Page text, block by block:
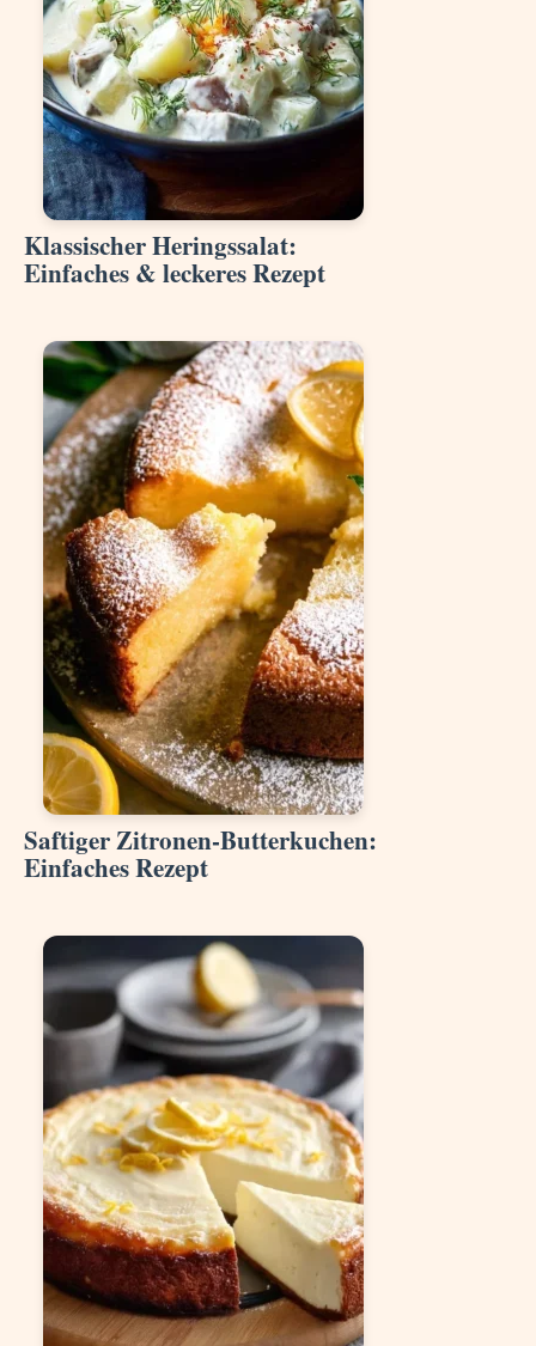
Klassischer Heringssalat:
Einfaches & leckeres Rezept
Saftiger Zitronen-Butterkuchen:
Einfaches Rezept